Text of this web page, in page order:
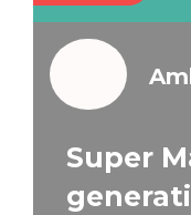
Super